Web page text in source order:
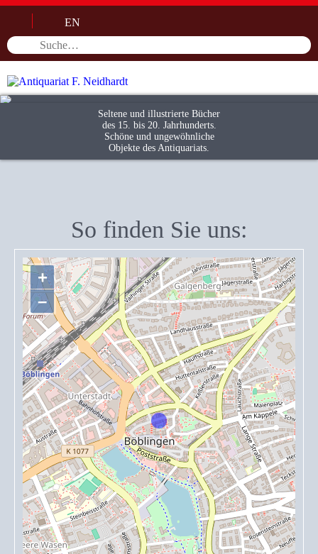
EN
Seltene und illustrierte Bücher
des 15. bis 20. Jahrhunderts.
Schöne und ungewöhnliche
Objekte des Antiquariats.
So finden Sie uns:
+
–